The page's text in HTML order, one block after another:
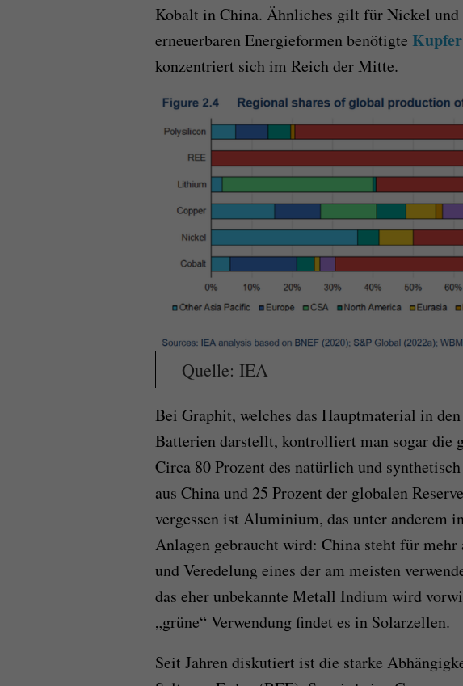
Kobalt in China. Ähnliches gilt fürNickel und
erneuerbaren Energieformen benötigte Kupfer
konzentriert sich im Reich der Mitte.
Quelle: IEA
Bei Graphit, welches das Hauptmaterial in
Batterien darstellt, kontrolliert man sogar die
Circa 80 Prozent des natürlich und
aus China und 25 Prozent der globalen
vergessen ist Aluminium, das unter anderem
Anlagen gebraucht wird: China steht für
und Veredelung eines der am meisten
das eher unbekannte Metall Indium wird
„grüne“ Verwendung findet es in Solarzellen.
Seit Jahren diskutiert ist die starke